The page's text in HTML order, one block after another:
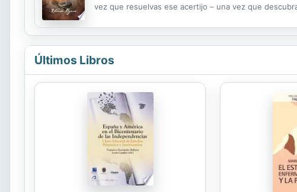
vez que resuelvas ese acertijo – una vez que
Últimos Libros